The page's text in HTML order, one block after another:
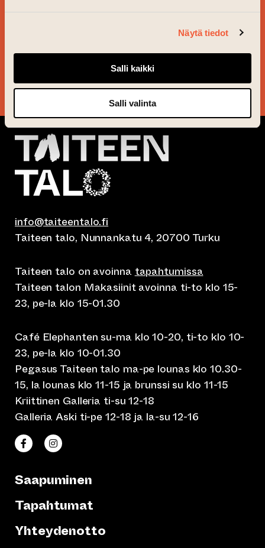
Näytä tiedot
Salli kaikki
Salli valinta
TILAA
UUTISKIRJEEMME JA
PYSY AJAN TASALLA!
KYLLÄ KIITOS!
info@taiteentalo.fi
Taiteen talo, Nunnankatu 4, 20700 Turku
Taiteen talo on avoinna tapahtumissa
Taiteen talon Makasiinit avoinna ti-to klo 15-
23, pe-la klo 15-01.30
Café Elephanten su-ma klo 10-20, ti-to klo 10-
23, pe-la klo 10-01.30
Pegasus Taiteen talo ma-pe lounas klo 10.30-
15, la lounas klo 11-15 ja brunssi su klo 11-15
Kriittinen Galleria ti-su 12-18
Galleria Aski ti-pe 12-18 ja la-su 12-16
Taiteen talo Facebookissa
(siirtyy toiseen verkkopalveluun)
Taiteen talo Instagramissa
(siirtyy toiseen verkkopalveluun)
Saapuminen
Tapahtumat
Yhteydenotto